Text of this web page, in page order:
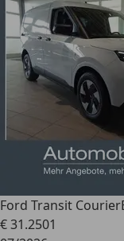
Ford Transit Courier
€ 31.2501